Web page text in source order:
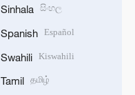
Sinhala සිංහල
Spanish Español
Swahili Kiswahili
Tamil தமிழ்